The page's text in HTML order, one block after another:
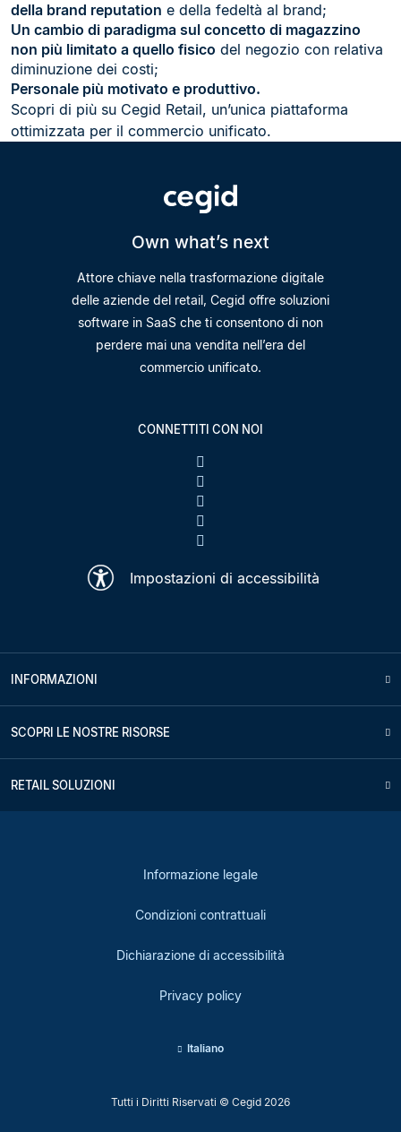
della brand reputation e della fedeltà al brand;
Un cambio di paradigma sul concetto di magazzino
non più limitato a quello fisico del negozio con relativa
diminuzione dei costi;
Personale più motivato e produttivo.
Scopri di più su Cegid Retail, un’unica piattaforma
ottimizzata per il commercio unificato.
Own what’s next
Attore chiave nella trasformazione digitale
delle aziende del retail, Cegid offre soluzioni
software in SaaS che ti consentono di non
perdere mai una vendita nell’era del
commercio unificato.
CONNETTITI CON NOI
Impostazioni di accessibilità
INFORMAZIONI
SCOPRI LE NOSTRE RISORSE
RETAIL SOLUZIONI
Tutti i Diritti Riservati © Cegid 2026
Informazione legale
Condizioni contrattuali
Dichiarazione di accessibilità
Privacy policy
Italiano